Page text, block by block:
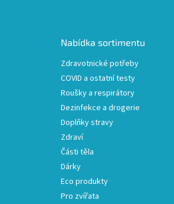
Nabídka sortimentu
Zdravotnické potřeby
COVID a ostatní testy
Roušky a respirátory
Dezinfekce a drogerie
Doplňky stravy
Zdraví
Části těla
Dárky
Eco produkty
Pro zvířata